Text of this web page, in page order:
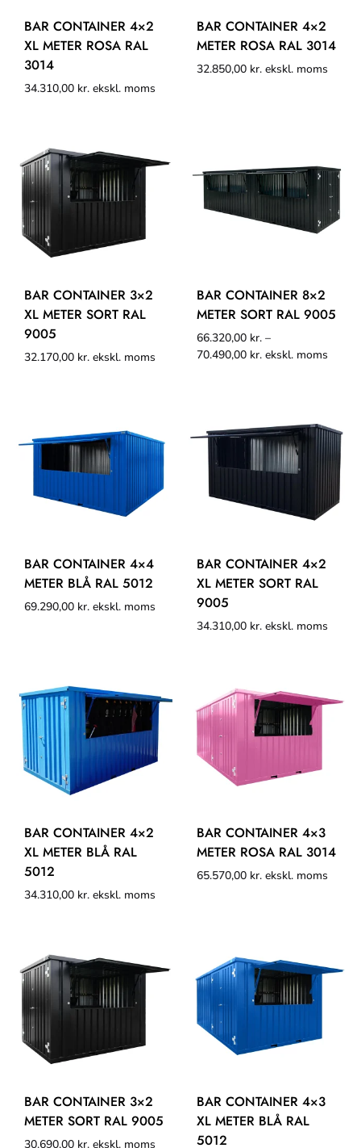
BAR CONTAINER 4×2
XL METER ROSA RAL
3014
34.310,00 kr. ekskl. moms
BAR CONTAINER 4×2
METER ROSA RAL 3014
32.850,00 kr. ekskl. moms
BAR CONTAINER 3×2
XL METER SORT RAL
9005
32.170,00 kr. ekskl. moms
BAR CONTAINER 8×2
METER SORT RAL 9005
66.320,00 kr. –
70.490,00 kr. ekskl. moms
BAR CONTAINER 4×4
METER BLÅ RAL 5012
69.290,00 kr. ekskl. moms
BAR CONTAINER 4×2
XL METER SORT RAL
9005
34.310,00 kr. ekskl. moms
BAR CONTAINER 4×2
XL METER BLÅ RAL
5012
34.310,00 kr. ekskl. moms
BAR CONTAINER 4×3
METER ROSA RAL 3014
65.570,00 kr. ekskl. moms
BAR CONTAINER 3×2
METER SORT RAL 9005
30.690,00 kr. ekskl. moms
BAR CONTAINER 4×3
XL METER BLÅ RAL
5012